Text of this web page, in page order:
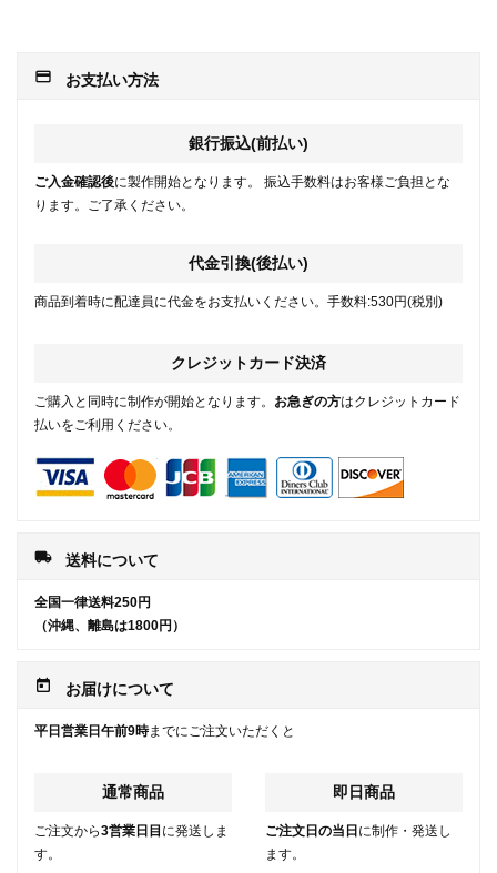
payment お支払い方法
銀行振込(前払い)
ご入金確認後に製作開始となります。 振込手数料はお客様ご負担とな
ります。ご了承ください。
代金引換(後払い)
商品到着時に配達員に代金をお支払いください。手数料:530円(税別)
クレジットカード決済
ご購入と同時に制作が開始となります。 お急ぎの方はクレジットカード
払いをご利用ください。
local_shipping 送料について
全国一律送料250円
（沖縄、離島は1800円）
today お届けについて
平日営業日午前9時までにご注文いただくと
通常商品
ご注文から3営業日目 に発送しま
す。
即日商品
ご注文日の当日 に制作・発送し
ます。